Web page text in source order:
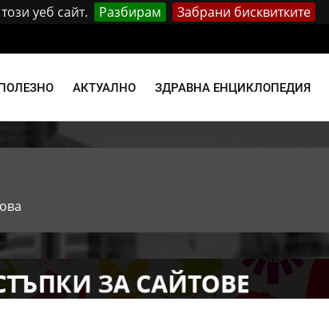
уеб сайт. Разбирам Забрани бисквитките
АКТУАЛНО ЗДРАВНА ЕНЦИКЛОПЕДИЯ